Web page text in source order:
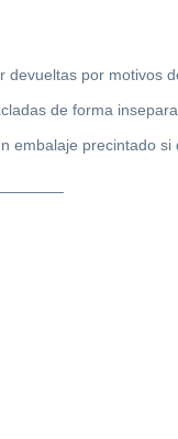
por motivos
de forma
embalaje precintado si